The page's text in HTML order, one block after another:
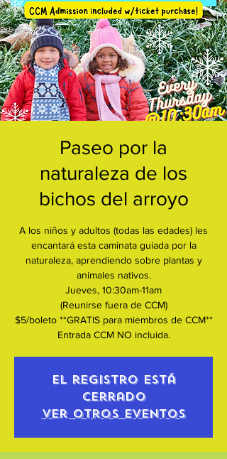
Paseo por la
naturaleza de los
bichos del arroyo
A los niños y adultos (todas las edades) les
encantará esta caminata guiada por la
naturaleza, aprendiendo sobre plantas y
animales nativos.
Jueves, 10:30am-11am
(Reunirse fuera de CCM)
$5/boleto **GRATIS para miembros de CCM**
Entrada CCM NO incluida.
El registro está
cerrado
Ver otros eventos